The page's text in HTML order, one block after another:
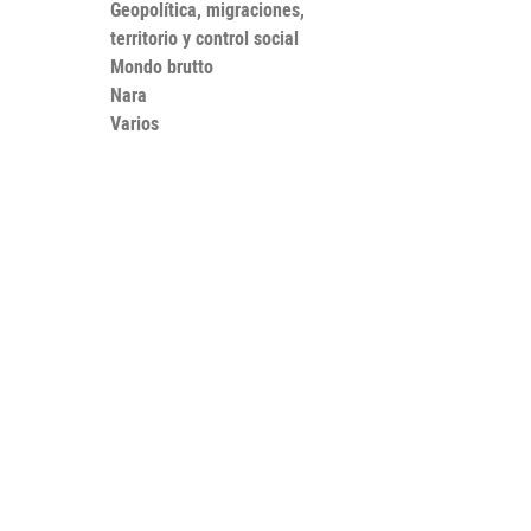
Geopolítica, migraciones,
territorio y control social
Mondo brutto
Nara
Varios